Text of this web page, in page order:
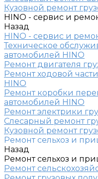
Кузовной ремонт
HINO - сервис и
Назад
HINO - сервис и
Техническое
автомобилей HINO
Ремонт двигателя
Ремонт ходовой
HINO
Ремонт коробки
автомобилей HINO
Ремонт электрики
Слесарный ремонт
Кузовной ремонт
Ремонт сельхоз и
Назад
Ремонт сельхоз и
Ремонт